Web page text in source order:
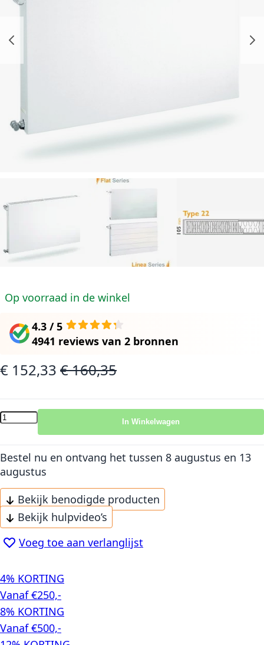
Op voorraad in de winkel
4.3 / 5
4941 reviews van 2 bronnen
Speciale prijs
€ 152,33 Normale prijs
€ 160,35
In Winkelwagen
Bestel nu en ontvang het tussen 8 augustus en 13
augustus
Bekijk benodigde producten
Bekijk hulpvideo’s
Voeg toe aan verlanglijst
4% KORTING
Vanaf €250,-
8% KORTING
Vanaf €500,-